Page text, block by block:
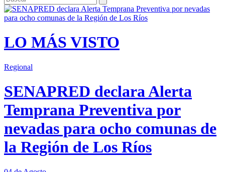
LO MÁS VISTO
Regional
SENAPRED declara Alerta
Temprana Preventiva por
nevadas para ocho comunas de
la Región de Los Ríos